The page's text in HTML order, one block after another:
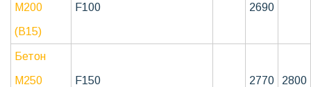
М200
(B15)
F100 2690
Бетон
М250 F150 2770 2800